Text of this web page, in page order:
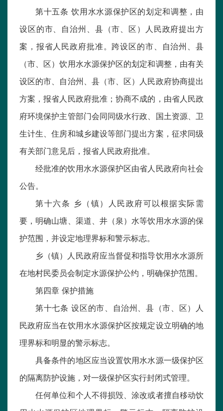
第十五条 饮用水水源保护区的划定和调整，由
设区的市、自治州、县（市、区）人民政府提出方
案，报省人民政府批准。跨设区的市、自治州、县
（市、区）饮用水水源保护区的划定和调整，由有关
设区的市、自治州、县（市、区）人民政府协商提出
方案，报省人民政府批准；协商不成的，由省人民政
府环境保护主管部门会同同级水行政、国土资源、卫
生计生、住房和城乡建设等部门提出方案，征求同级
有关部门意见后，报省人民政府批准。
经批准的饮用水水源保护区由省人民政府向社会
公告。
第十六条 乡（镇）人民政府可以根据实际需
要，明确山塘、渠道、井（泉）水等饮用水水源的保
护范围，并设定地理界标和警示标志。
乡（镇）人民政府应当督促和指导饮用水水源所
在地村民委员会制定水源保护公约，明确保护范围。
第四章 保护措施
第十七条 设区的市、自治州、县（市、区）人
民政府应当在饮用水水源保护区按规定设立明确的地
理界标和明显的警示标志。
具备条件的地区应当设置饮用水水源一级保护区
的隔离防护设施，对一级保护区实行封闭式管理。
任何单位和个人不得损毁、涂改或者擅自移动饮